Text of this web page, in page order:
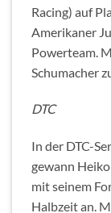
Racing) auf
Amerikaner
Powerteam.
Schumacher
DTC
In der DTC-
gewann
mit seinem
Halbzeit an.